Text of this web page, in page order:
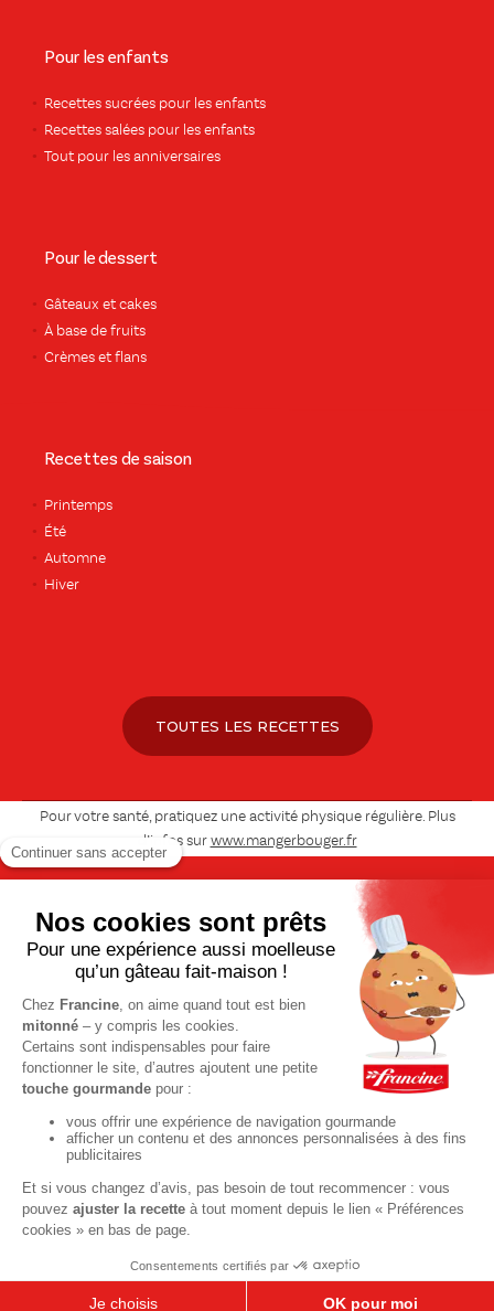
Pour les enfants
Recettes sucrées pour les enfants
Recettes salées pour les enfants
Tout pour les anniversaires
Pour le dessert
Gâteaux et cakes
À base de fruits
Crèmes et flans
Recettes de saison
Printemps
Été
Automne
Hiver
TOUTES LES RECETTES
Pour votre santé, pratiquez une activité physique régulière. Plus
d’infos sur www.mangerbouger.fr